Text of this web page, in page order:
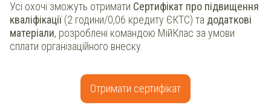
Усі охочі зможуть отримати Сертифікат про підвищення
кваліфікації(2 години/0,06 кредиту ЄКТС) та додаткові
матеріали, розроблені командою МійКлас за умови
сплати організаційного внеску.
Отримати сертифікат